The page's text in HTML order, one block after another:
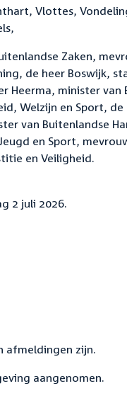
Vlottes,
Zaken,
de heer Boswijk,
Heerma, minister
Welzijn en Sport,
van Buitenlandse
en Sport,
en Veiligheid.
2 juli 2026.
afmeldingen zijn.
aangenomen.